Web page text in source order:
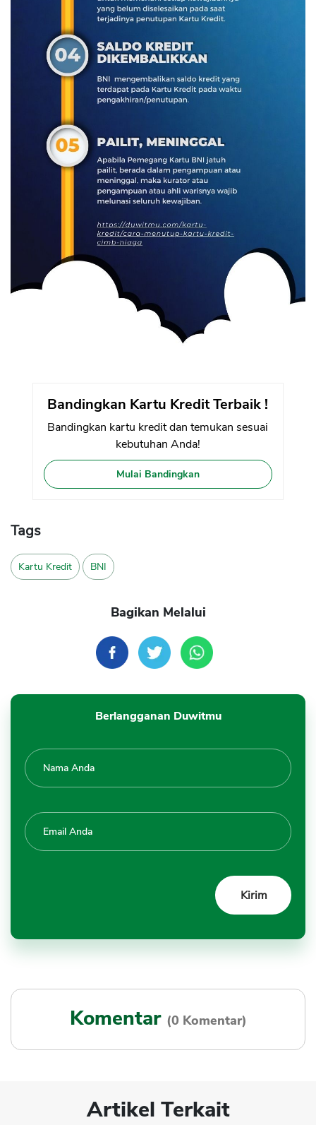
Bandingkan Kartu Kredit Terbaik !
Bandingkan kartu kredit dan temukan sesuai
kebutuhan Anda!
Mulai Bandingkan
Tags
Kartu Kredit BNI
Bagikan Melalui
Berlangganan Duwitmu
Komentar (0 Komentar)
Artikel Terkait